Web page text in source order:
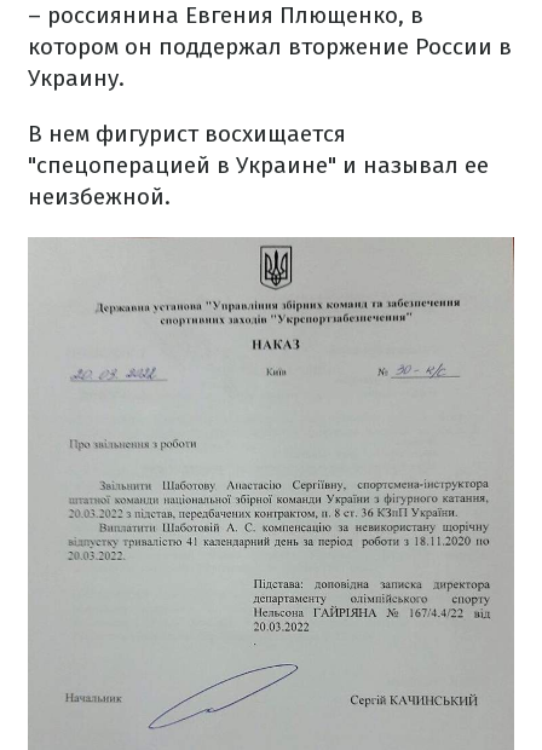
– россиянина Евгения Плющенко, в
котором он поддержал вторжение России в
Украину.
В нем фигурист восхищается
"спецоперацией в Украине" и называл ее
неизбежной.